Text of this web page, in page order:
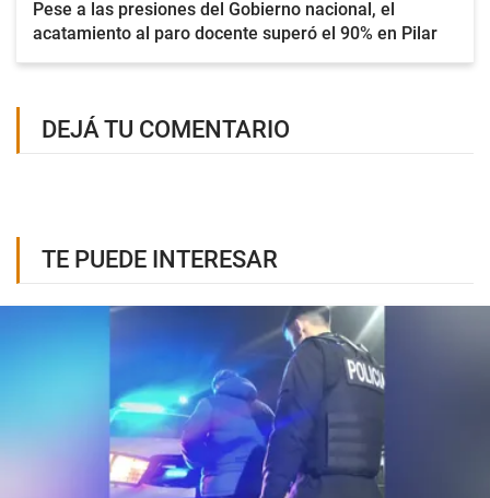
Pese a las presiones del Gobierno nacional, el
acatamiento al paro docente superó el 90% en Pilar
DEJÁ TU COMENTARIO
TE PUEDE INTERESAR